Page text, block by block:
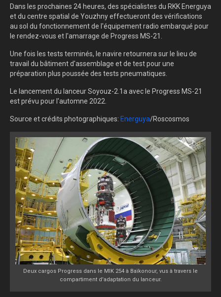
Dans les prochaines 24 heures, des spécialistes du RKK Energuya
et du centre spatial de Youzhny effectueront des vérifications
au sol du fonctionnement de l'équipement radio embarqué pour
le rendez-vous et l'amarrage de Progress MS-21.
Une fois les tests terminés, le navire retournera sur le lieu de
travail du bâtiment d'assemblage et de test pour une
préparation plus poussée des tests pneumatiques.
Le lancement du lanceur Soyouz-2.1a avec le Progress MS-21
est prévu pour l'automne 2022.
Source et crédits photographiques: Energuya/Roscosmos
Deux cargos Progress dans le MIK 254 à Baïkonour, vus à travers le
compartiment d'adaptation du lanceur.